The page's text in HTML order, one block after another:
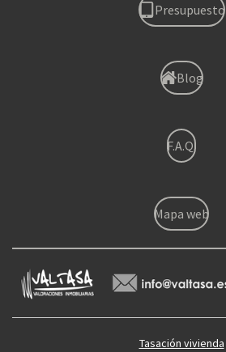
Presupuesto
Blog
F.A.Q.
Mapa web
Tasación vivienda